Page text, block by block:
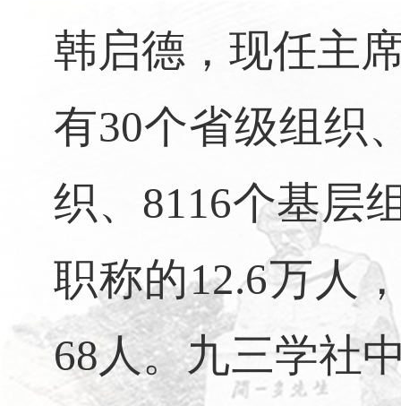
韩启德，现任主
有30个省级组织
织、 8116个基层
职称的12.6万人
68人。九三学社